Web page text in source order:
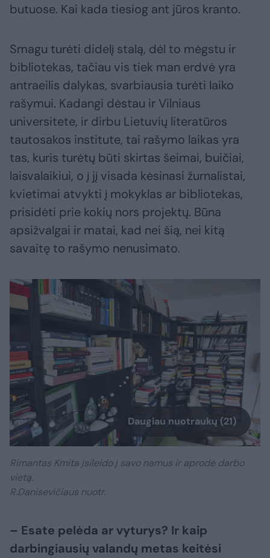
butuose. Kai kada tiesiog ant jūros kranto.
Smagu turėti didelį stalą, dėl to mėgstu ir
bibliotekas, tačiau vis tiek man erdvė yra
antraeilis dalykas, svarbiausia turėti laiko
rašymui. Kadangi dėstau ir Vilniaus
universitete, ir dirbu Lietuvių literatūros
tautosakos institute, tai rašymo laikas yra
tas, kuris turėtų būti skirtas šeimai, buičiai,
laisvalaikiui, o į jį visada kėsinasi žurnalistai,
kvietimai atvykti į mokyklas ar bibliotekas,
prisidėti prie kokių nors projektų. Būna
apsižvalgai ir matai, kad nei šią, nei kitą
savaitę to rašymo nenusimato.
Daugiau nuotraukų (21)
Rimantas Kmita įsileido į savo namus ir aprodė darbo
vietą.
R.Danisevičiaus nuotr.
– Esate pelėda ar vyturys? Ir kaip
darbingiausių valandų metas keitėsi